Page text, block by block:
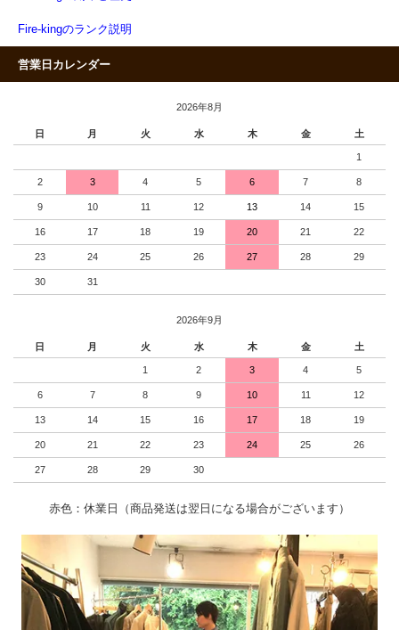
Fire-kingのランク説明
営業日カレンダー
2026年8月
日 月 火 水 木 金 土
1
2 3 4 5 6 7 8
9 10 11 12 13 14 15
16 17 18 19 20 21 22
23 24 25 26 27 28 29
30 31
2026年9月
日 月 火 水 木 金 土
1 2 3 4 5
6 7 8 9 10 11 12
13 14 15 16 17 18 19
20 21 22 23 24 25 26
27 28 29 30
赤色：休業日（商品発送は翌日になる場合がございます）